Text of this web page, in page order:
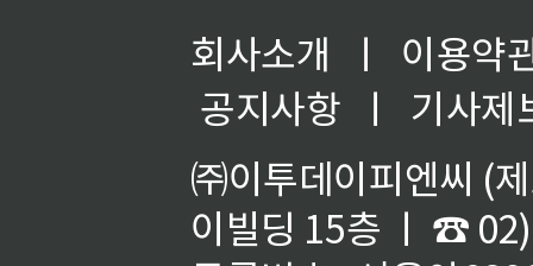
회사소개 ㅣ
이용약
공지사항
ㅣ
기사제
㈜이투데이피엔씨 (
이빌딩 15층 ㅣ ☎